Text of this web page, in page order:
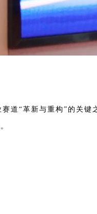
赛道“革新与重构”的关